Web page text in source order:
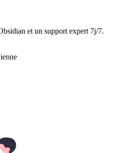
et un support expert 7j/7.